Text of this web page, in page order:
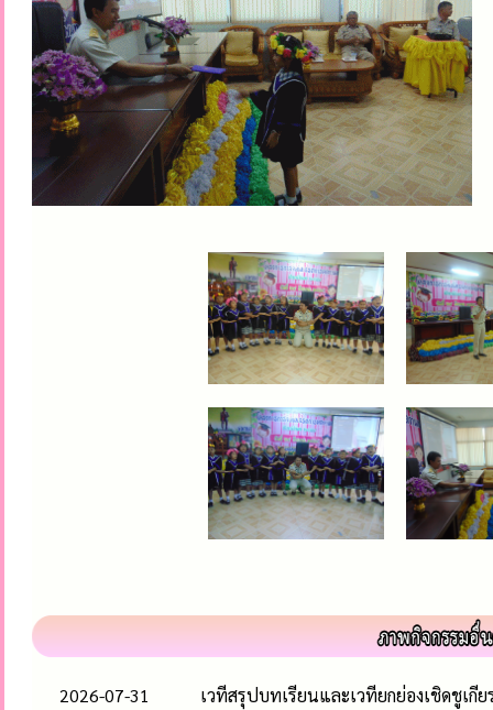
2026-07-31
เวทีสรุปบทเรียนและเวทียกย่องเชิดชูเ